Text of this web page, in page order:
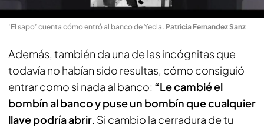
‘El sapo’ cuenta cómo entró al banco de Yecla. Patricia Fernandez Sanz
Además, también da una de las incógnitas que
todavía no habían sido resultas, cómo consiguió
entrar como si nada al banco: “Le cambié el
bombín al banco y puse un bombín que cualquier
llave podría abrir. Si cambio la cerradura de tu